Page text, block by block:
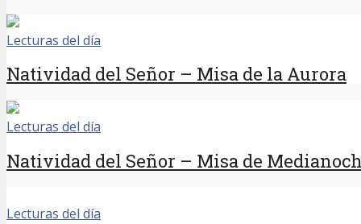
Lecturas del día
Natividad del Señor – Misa de la Aurora
Lecturas del día
Natividad del Señor – Misa de
Lecturas del día